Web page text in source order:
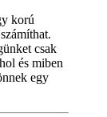
korú
csak
és miben
egy